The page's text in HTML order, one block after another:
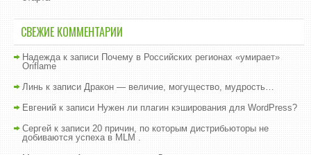
СВЕЖИЕ КОММЕНТАРИИ
Надеждак записи Почему в Российских регионах «умирает»
Oriflame
Линь к записи Дракон — величие, могущество, мудрость…
Евгений к записи Нужен ли плагин кэширования для WordPress?
Сергей к записи 20 причин, по которым дистрибьюторы не
добиваются успеха в MLM .